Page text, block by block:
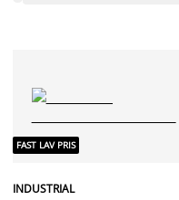
FAST LAV PRIS
INDUSTRIAL